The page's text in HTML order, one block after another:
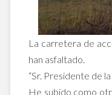
La carretera de
han asfaltado.
“Sr. Presidente de
He subido como